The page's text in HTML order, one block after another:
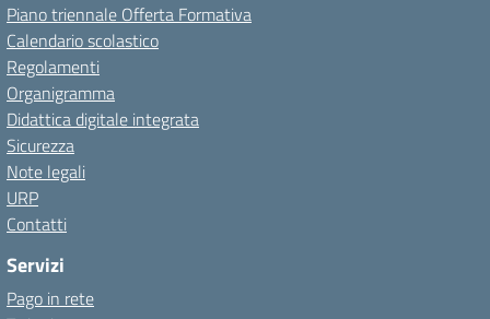
Piano triennale Offerta Formativa
Calendario scolastico
Regolamenti
Organigramma
Didattica digitale integrata
Sicurezza
Note legali
URP
Contatti
Servizi
Pago in rete